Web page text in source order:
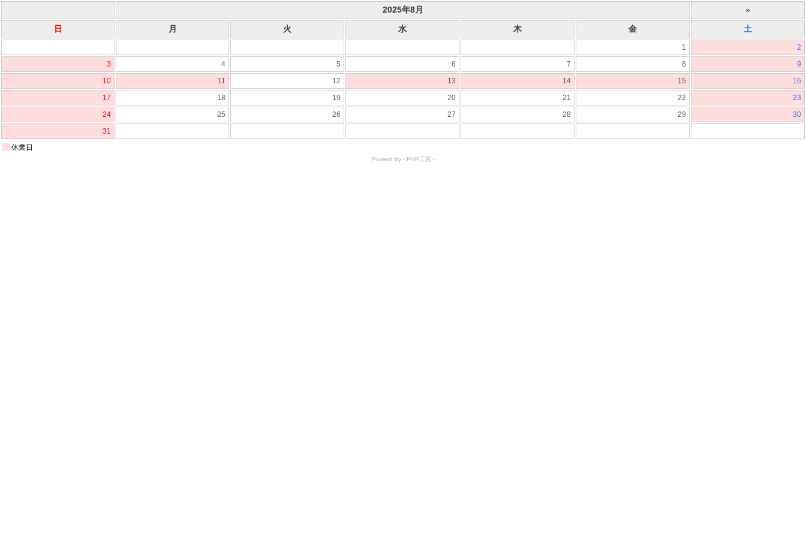
2025年8月
»
日
月 火 水 木 金 土
1
2
3
4 5 6 7 8
9
10
11 12 13 14 15
16
17
18 19 20 21 22
23
24
25 26 27 28 29
30
31
休業日
Powerd by - PHP工房-